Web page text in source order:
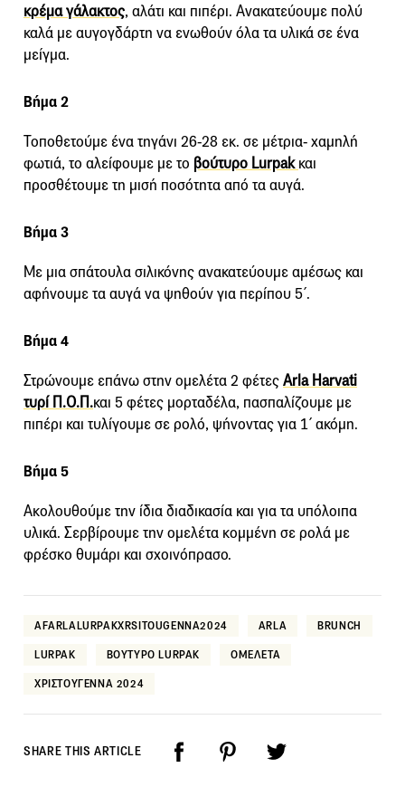
κρέμα γάλακτος, αλάτι και πιπέρι. Ανακατεύουμε πολύ
καλά με αυγογδάρτη να ενωθούν όλα τα υλικά σε ένα
μείγμα.
Βήμα 2
Τοποθετούμε ένα τηγάνι 26-28 εκ. σε μέτρια- χαμηλή
φωτιά, το αλείφουμε με το βούτυρο Lurpakκαι
προσθέτουμε τη μισή ποσότητα από τα αυγά.
Βήμα 3
Με μια σπάτουλα σιλικόνης ανακατεύουμε αμέσως και
αφήνουμε τα αυγά να ψηθούν για περίπου 5΄.
Βήμα 4
Στρώνουμε επάνω στην ομελέτα 2 φέτεςArla Harvati
τυρί Π.Ο.Π.και 5 φέτες μορταδέλα, πασπαλίζουμε με
πιπέρι και τυλίγουμε σε ρολό, ψήνοντας για 1΄ ακόμη.
Βήμα 5
Ακολουθούμε την ίδια διαδικασία και για τα υπόλοιπα
υλικά. Σερβίρουμε την ομελέτα κομμένη σε ρολά με
φρέσκο θυμάρι και σχοινόπρασο.
AFARLALURPAKXRSITOUGENNA2024 ARLA BRUNCH
LURPAK ΒΟΥΤΥΡΟ LURPAK ΟΜΕΛΕΤΑ
ΧΡΙΣΤΟΥΓΕΝΝΑ 2024
SHARE THIS ARTICLE